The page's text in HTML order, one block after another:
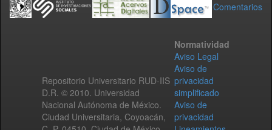
Comentarios
Repositorio Universitario RUD-IIS
D.R. © 2010. Universidad
Nacional Autónoma de México.
Ciudad Universitaria, Coyoacán,
Normatividad
Aviso Legal
Aviso de
privacidad
simplificado
Aviso de
privacidad